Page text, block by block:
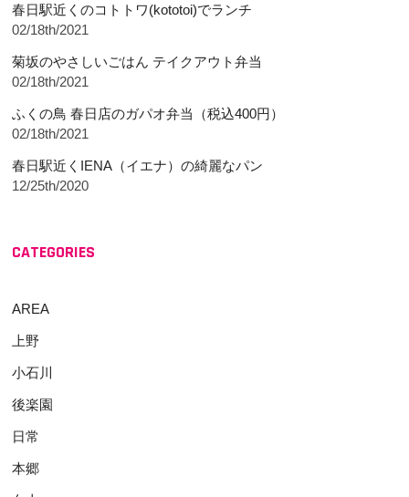
春日駅近くのコトトワ(kototoi)でランチ
02/18th/2021
菊坂のやさしいごはん テイクアウト弁当
02/18th/2021
ふくの鳥 春日店のガパオ弁当（税込400円）
02/18th/2021
春日駅近くIENA（イエナ）の綺麗なパン
12/25th/2020
CATEGORIES
AREA
上野
小石川
後楽園
日常
本郷